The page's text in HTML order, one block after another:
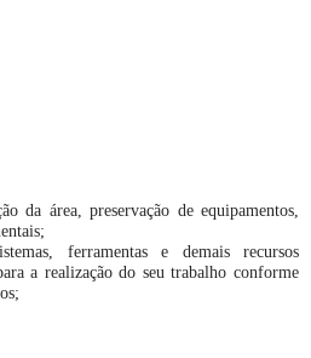
da área, preservação de equipamentos,
ferramentas e demais recursos
a realização do seu trabalho conforme